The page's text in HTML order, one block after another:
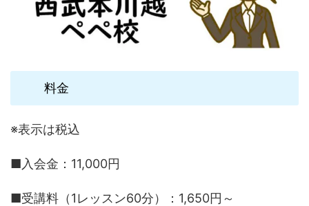
料金
※表示は税込
■入会金：11,000円
■受講料（1レッスン60分）：1,650円～